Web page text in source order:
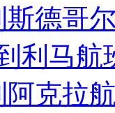
斯德哥
利马航
阿克拉